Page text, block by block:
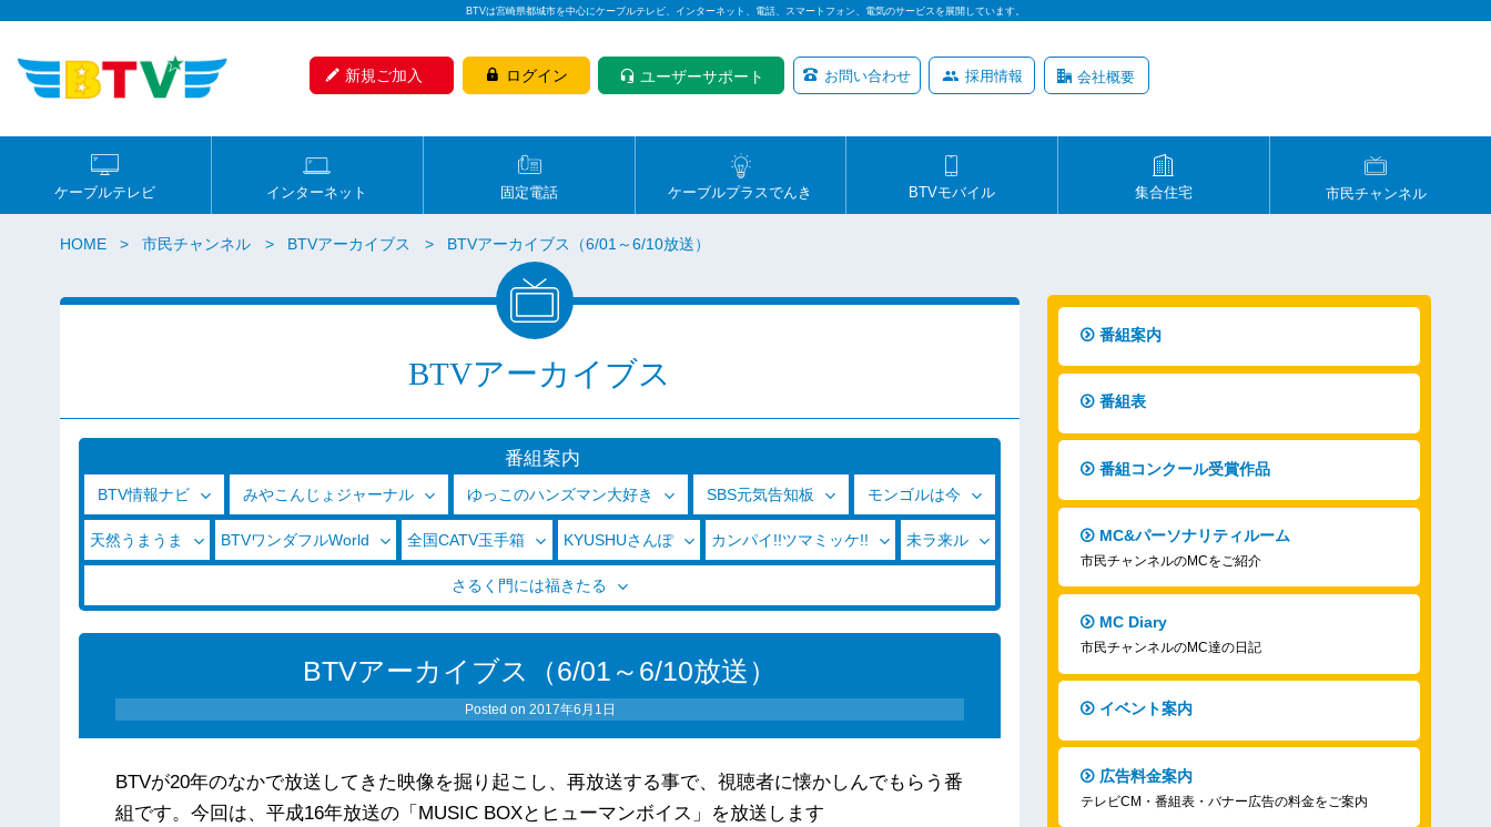
BTVは宮崎県都城市を中心にケーブルテレビ、インターネット、電話、スマートフォン、電気のサービスを展開しています。
新規ご加入 ログイン ユーザーサポート お問い合わせ 採用情報 会社概要
ケーブルテレビ インターネット 固定電話 ケーブルプラスでんき BTVモバイル 集合住宅 市民チャンネル
HOME 市民チャンネル BTVアーカイブス BTVアーカイブス（6/01～6/10放送）
BTVアーカイブス
番組案内
BTV情報ナビ みやこんじょジャーナル ゆっこのハンズマン大好き SBS元気告知板 モンゴルは今
天然うまうま BTVワンダフルWorld 全国CATV玉手箱 KYUSHUさんぽ カンパイ!!ツマミッケ!! 未ラ来ル
さるく門には福きたる
BTVアーカイブス（6/01～6/10放送）
Posted on 2017年6月1日
BTVが20年のなかで放送してきた映像を掘り起こし、再放送する事で、視聴者に懐かしんでもらう番
組です。今回は、平成16年放送の「MUSIC BOXとヒューマンボイス」を放送します
番組案内
番組表
番組コンクール受賞作品
MC&パーソナリティルーム
市民チャンネルのMCをご紹介
MC Diary
市民チャンネルのMC達の日記
イベント案内
広告料金案内
テレビCM・番組表・バナー広告の料金をご案内